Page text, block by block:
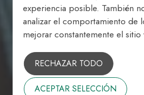
experiencia posible. También
analizar el comportamiento de
mejorar constantemente el
RECHAZAR TODO
ACEPTAR SELECCIÓN